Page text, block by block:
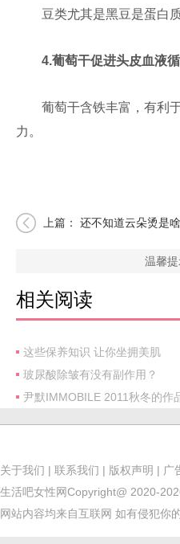
豆类尤其是黑豆是蛋白质
4.葡萄干促进头皮血液循
葡萄干含铁丰富，有利于
力。
上篇： 还不知道云朵烫是
温馨
相关阅读
这些保养知识 让你坐拥美肌
玻尿酸除皱有没有副作用？
尹默IMMOBILE 2011秋冬的作
关于我们 | 联系我们 | 版权声明 | 广
生活吧女性网Copyright@ 2020-
网站内容均来自互联网 如有侵犯你